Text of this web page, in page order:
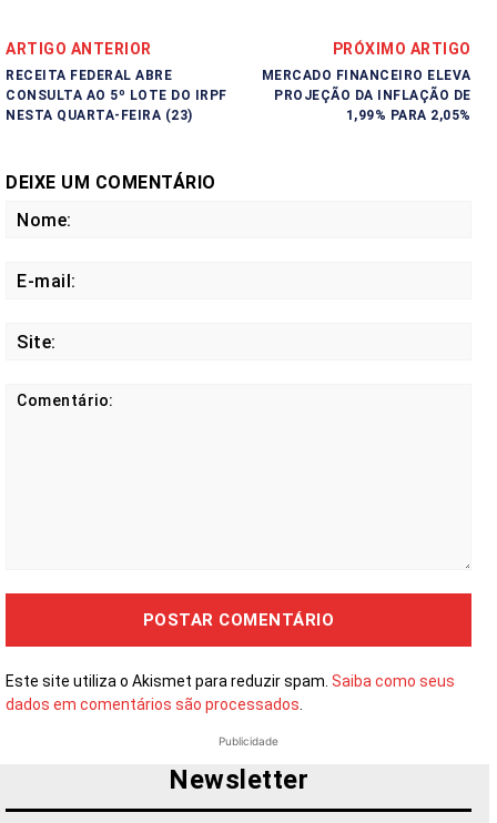
ARTIGO ANTERIOR
RECEITA FEDERAL ABRE
CONSULTA AO 5º LOTE DO IRPF
NESTA QUARTA-FEIRA (23)
PRÓXIMO ARTIGO
MERCADO FINANCEIRO ELEVA
PROJEÇÃO DA INFLAÇÃO DE
1,99% PARA 2,05%
DEIXE UM COMENTÁRIO
Este site utiliza o Akismet para reduzir spam. Saiba como seus
dados em comentários são processados.
Publicidade
Newsletter